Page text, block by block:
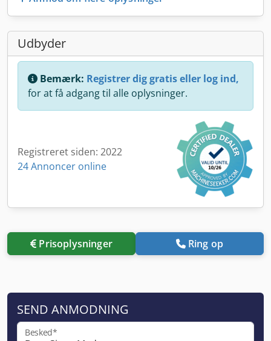
Udbyder
Bemærk: Registrer dig gratis eller log ind,
for at få adgang til alle oplysninger.
Registreret siden: 2022
24 Annoncer online
Prisoplysninger Ring op
SEND ANMODNING
Besked*